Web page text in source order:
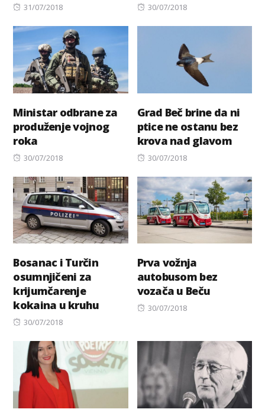
Posted
31/07/2018
Posted
30/07/2018
Ministar odbrane za
produženje vojnog
roka
Posted
30/07/2018
Grad Beč brine da ni
ptice ne ostanu bez
krova nad glavom
Posted
30/07/2018
Bosanac i Turčin
osumnjičeni za
krijumčarenje
kokaina u kruhu
Posted
30/07/2018
Prva vožnja
autobusom bez
vozača u Beču
Posted
30/07/2018